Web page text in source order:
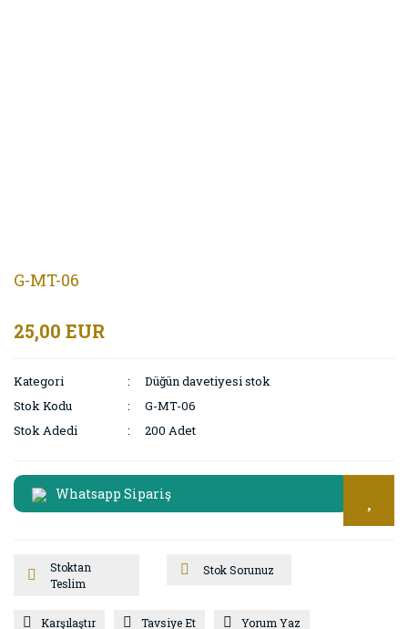
G-MT-06
25,00 EUR
Kategori
Düğün davetiyesi stok
Stok Kodu
G-MT-06
Stok Adedi
200 Adet
Whatsapp Sipariş
Stoktan
Teslim
Stok Sorunuz
Karşılaştır Tavsiye Et Yorum Yaz